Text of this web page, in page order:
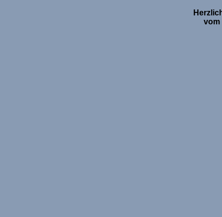
vom